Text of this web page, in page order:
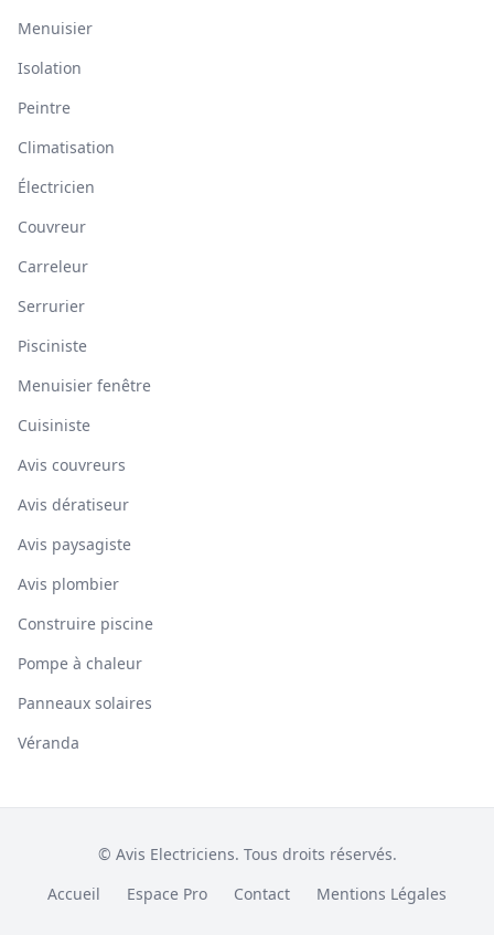
Menuisier
Isolation
Peintre
Climatisation
Électricien
Couvreur
Carreleur
Serrurier
Pisciniste
Menuisier fenêtre
Cuisiniste
Avis couvreurs
Avis dératiseur
Avis paysagiste
Avis plombier
Construire piscine
Pompe à chaleur
Panneaux solaires
Véranda
© Avis Electriciens. Tous droits réservés.
Accueil
Espace Pro Contact Mentions Légales